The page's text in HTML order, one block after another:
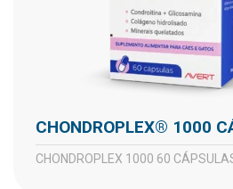
CHONDROPLEX® 1000
CHONDROPLEX 1000 60